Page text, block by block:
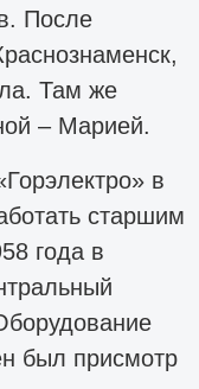
После
Там же
– Марией.
в
старшим
года в
был присмотр